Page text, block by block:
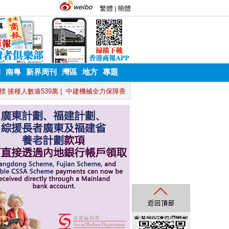
南粵 新界周刊 灣區 地方 專題